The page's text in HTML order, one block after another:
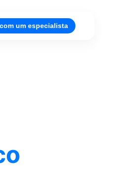
um especialista